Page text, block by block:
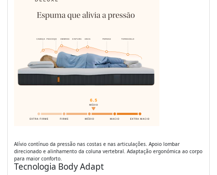
Alívio contínuo da pressão nas costas e nas articulações. Apoio lombar
direcionado e alinhamento da coluna vertebral. Adaptação ergonómica ao corpo
para maior conforto.
Tecnologia Body Adapt